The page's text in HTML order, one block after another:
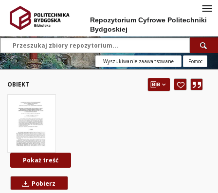
Repozytorium Cyfrowe Politechniki
Bydgoskiej
Wyszukiwanie zaawansowane Pomoc
OBIEKT
Pokaż treść
Pobierz